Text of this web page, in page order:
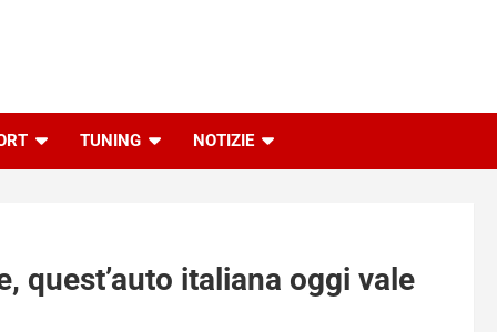
TUNING NOTIZIE
quest’auto italiana oggi vale